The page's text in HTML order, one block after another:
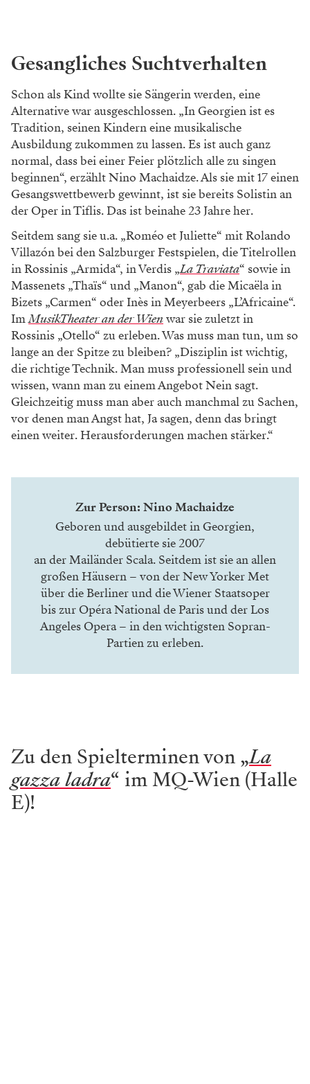
Gesangliches Suchtverhalten
Schon als Kind wollte sie Sängerin werden, eine
Alternative war ausgeschlossen. „In Georgien ist es
Tradition, seinen Kindern eine musikalische
Ausbildung zukommen zu lassen. Es ist auch ganz
normal, dass bei einer Feier plötzlich alle zu singen
beginnen“, erzählt Nino Machaidze. Als sie mit 17 einen
Gesangswettbewerb gewinnt, ist sie bereits Solistin an
der Oper in Tiflis. Das ist beinahe 23 Jahre her.
Seitdem sang sie u.a. „Roméo et Juliette“ mit Rolando
Villazón bei den Salzburger Festspielen, die Titelrollen
in Rossinis „Armida“, in Verdis „La Traviata“ sowie in
Massenets „Thaïs“ und „Manon“, gab die Micaëla in
Bizets „Carmen“ oder Inès in Meyerbeers „L’Africaine“.
ImMusikTheater an der Wienwar sie zuletzt in
Rossinis „Otello“ zu erleben. Was muss man tun, um so
lange an der Spitze zu bleiben? „Disziplin ist wichtig,
die richtige Technik. Man muss professionell sein und
wissen, wann man zu einem Angebot Nein sagt.
Gleichzeitig muss man aber auch manchmal zu Sachen,
vor denen man Angst hat, Ja sagen, denn das bringt
einen weiter. Herausforderungen machen stärker.“
Zur Person: Nino Machaidze
Geboren und ausgebildet in Georgien,
debütierte sie 2007
an der Mailänder Scala. Seitdem ist sie an allen
großen Häusern – von der New Yorker Met
über die Berliner und die Wiener Staatsoper
bis zur Opéra National de Paris und derLos
Angeles Opera– in den wichtigsten Sopran-
Partien zu erleben.
Zu den Spielterminen von „La
gazza ladra“ im MQ-Wien (Halle
E)!